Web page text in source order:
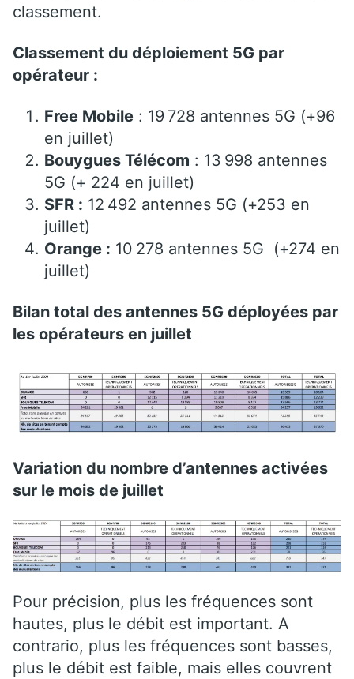
classement.
Classement du déploiement 5G par
opérateur :
Free Mobile : 19 728 antennes 5G (+96
en juillet)
Bouygues Télécom : 13 998 antennes
5G (+ 224 en juillet)
SFR : 12 492 antennes 5G (+253 en
juillet)
Orange : 10 278 antennes 5G (+274 en
juillet)
Bilan total des antennes 5G déployées par
les opérateurs en juillet
Variation du nombre d’antennes activées
sur le mois de juillet
Pour précision, plus les fréquences sont
hautes, plus le débit est important. A
contrario, plus les fréquences sont basses,
plus le débit est faible, mais elles couvrent